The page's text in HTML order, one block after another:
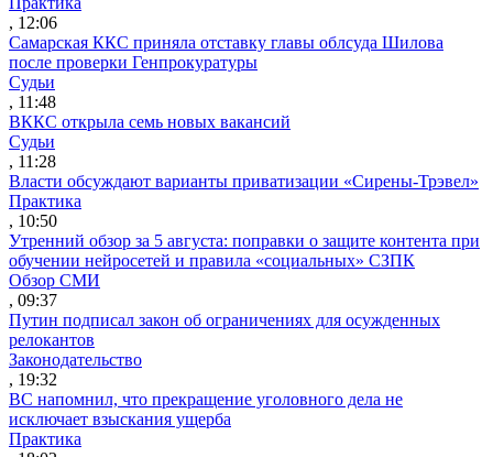
, 12:06
Самарская ККС приняла отставку главы облсуда Шилова
после проверки Генпрокуратуры
Судьи
, 11:48
ВККС открыла семь новых вакансий
Судьи
, 11:28
Власти обсуждают варианты приватизации «Сирены-Трэвел»
Практика
, 10:50
Утренний обзор за 5 августа: поправки о защите контента при
обучении нейросетей и правила «социальных» СЗПК
Обзор СМИ
, 09:37
Путин подписал закон об ограничениях для осужденных
релокантов
Законодательство
, 19:32
ВС напомнил, что прекращение уголовного дела не
исключает взыскания ущерба
Практика